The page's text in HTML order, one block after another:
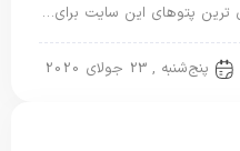
ترین پتوهای این سایت برای…
پنج‌شنبه , 23 جولای 2020